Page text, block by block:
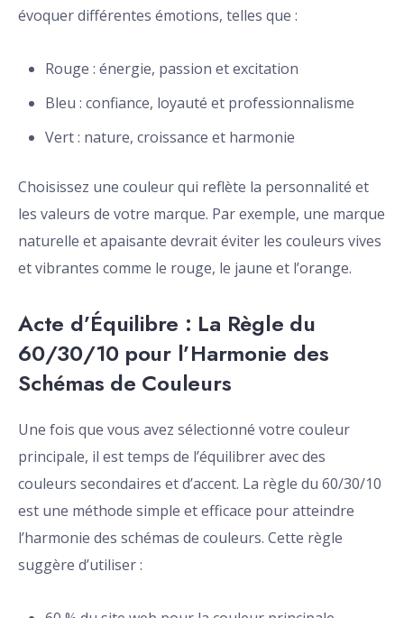
évoquer différentes émotions, telles que :
Rouge : énergie, passion et excitation
Bleu : confiance, loyauté et professionnalisme
Vert : nature, croissance et harmonie
Choisissez une couleur qui reflète la personnalité et
les valeurs de votre marque. Par exemple, une marque
naturelle et apaisante devrait éviter les couleurs vives
et vibrantes comme le rouge, le jaune et l’orange.
Acte d’Équilibre : La Règle du
60/30/10 pour l’Harmonie des
Schémas de Couleurs
Une fois que vous avez sélectionné votre couleur
principale, il est temps de l’équilibrer avec des
couleurs secondaires et d’accent. La règle du 60/30/10
est une méthode simple et efficace pour atteindre
l’harmonie des schémas de couleurs. Cette règle
suggère d’utiliser :